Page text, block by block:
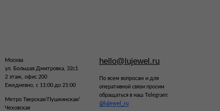
По всем вопросам и для
оперативной связи просим
обращаться в наш Telegram:
@lujewel_ru
Москва
ул. Большая Дмитровка, 32с1
2 этаж, офис 200
Ежедневно, с 11:00 до 21:00
hello@lujewel.ru
Метро Тверская/Пушкинская/
Чеховская